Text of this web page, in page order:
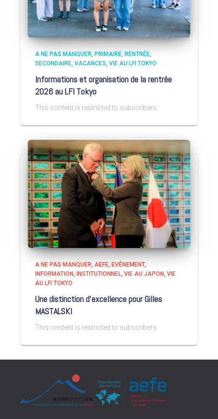
A NE PAS MANQUER PRIMAIRE RENTRÉE
SECONDAIRE VACANCES VIE AU LFI TOKYO
Informations et organisation de la rentrée
2026 au LFI Tokyo
This content is restricted to subscribers
A NE PAS MANQUER AEFE EVÉNEMENT
INFORMATION
INSTITUTIONNEL VIE AU JAPON VIE
AU LFI TOKYO
Une distinction d’excellence pour Gilles
MASTALSKI
This content is restricted to subscribers